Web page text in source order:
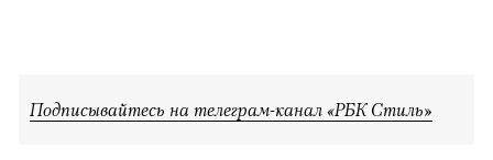
Подписывайтесь на телеграм-канал «РБК Стиль»